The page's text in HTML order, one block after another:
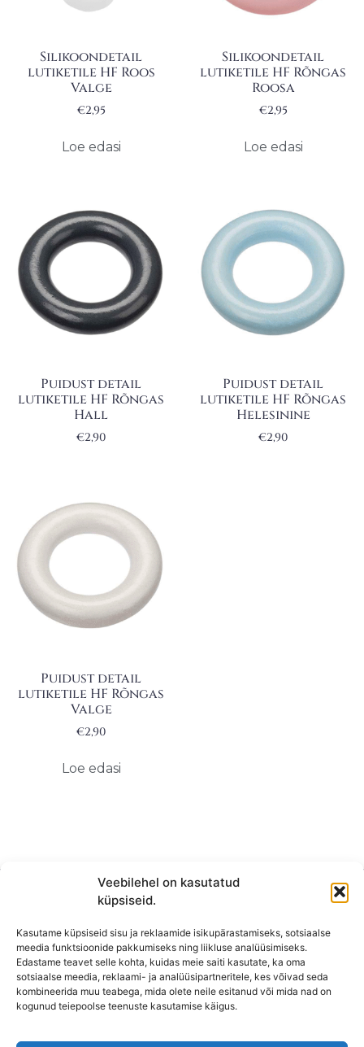
Veebilehel on kasutatud
küpsiseid.
Kasutame küpsiseid sisu ja reklaamide isikupärastamiseks, sotsiaalse
meedia funktsioonide pakkumiseks ning liikluse analüüsimiseks.
Edastame teavet selle kohta, kuidas meie saiti kasutate, ka oma
sotsiaalse meedia, reklaami- ja analüüsipartneritele, kes võivad seda
kombineerida muu teabega, mida olete neile esitanud või mida nad on
kogunud teiepoolse teenuste kasutamise käigus.
Silikoondetail
lutiketile HF Roos
Valge
€2,95
Loe edasi
Silikoondetail
lutiketile HF Rõngas
Roosa
€2,95
Loe edasi
Puidust detail
lutiketile HF Rõngas
Hall
€2,90
Puidust detail
lutiketile HF Rõngas
Helesinine
€2,90
Puidust detail
lutiketile HF Rõngas
Valge
€2,90
Loe edasi
KONTAKT